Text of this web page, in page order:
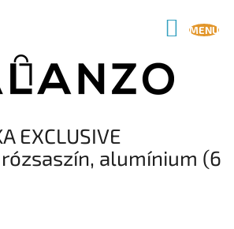
KOSÁR
EXCLUSIVE
alumínium (6